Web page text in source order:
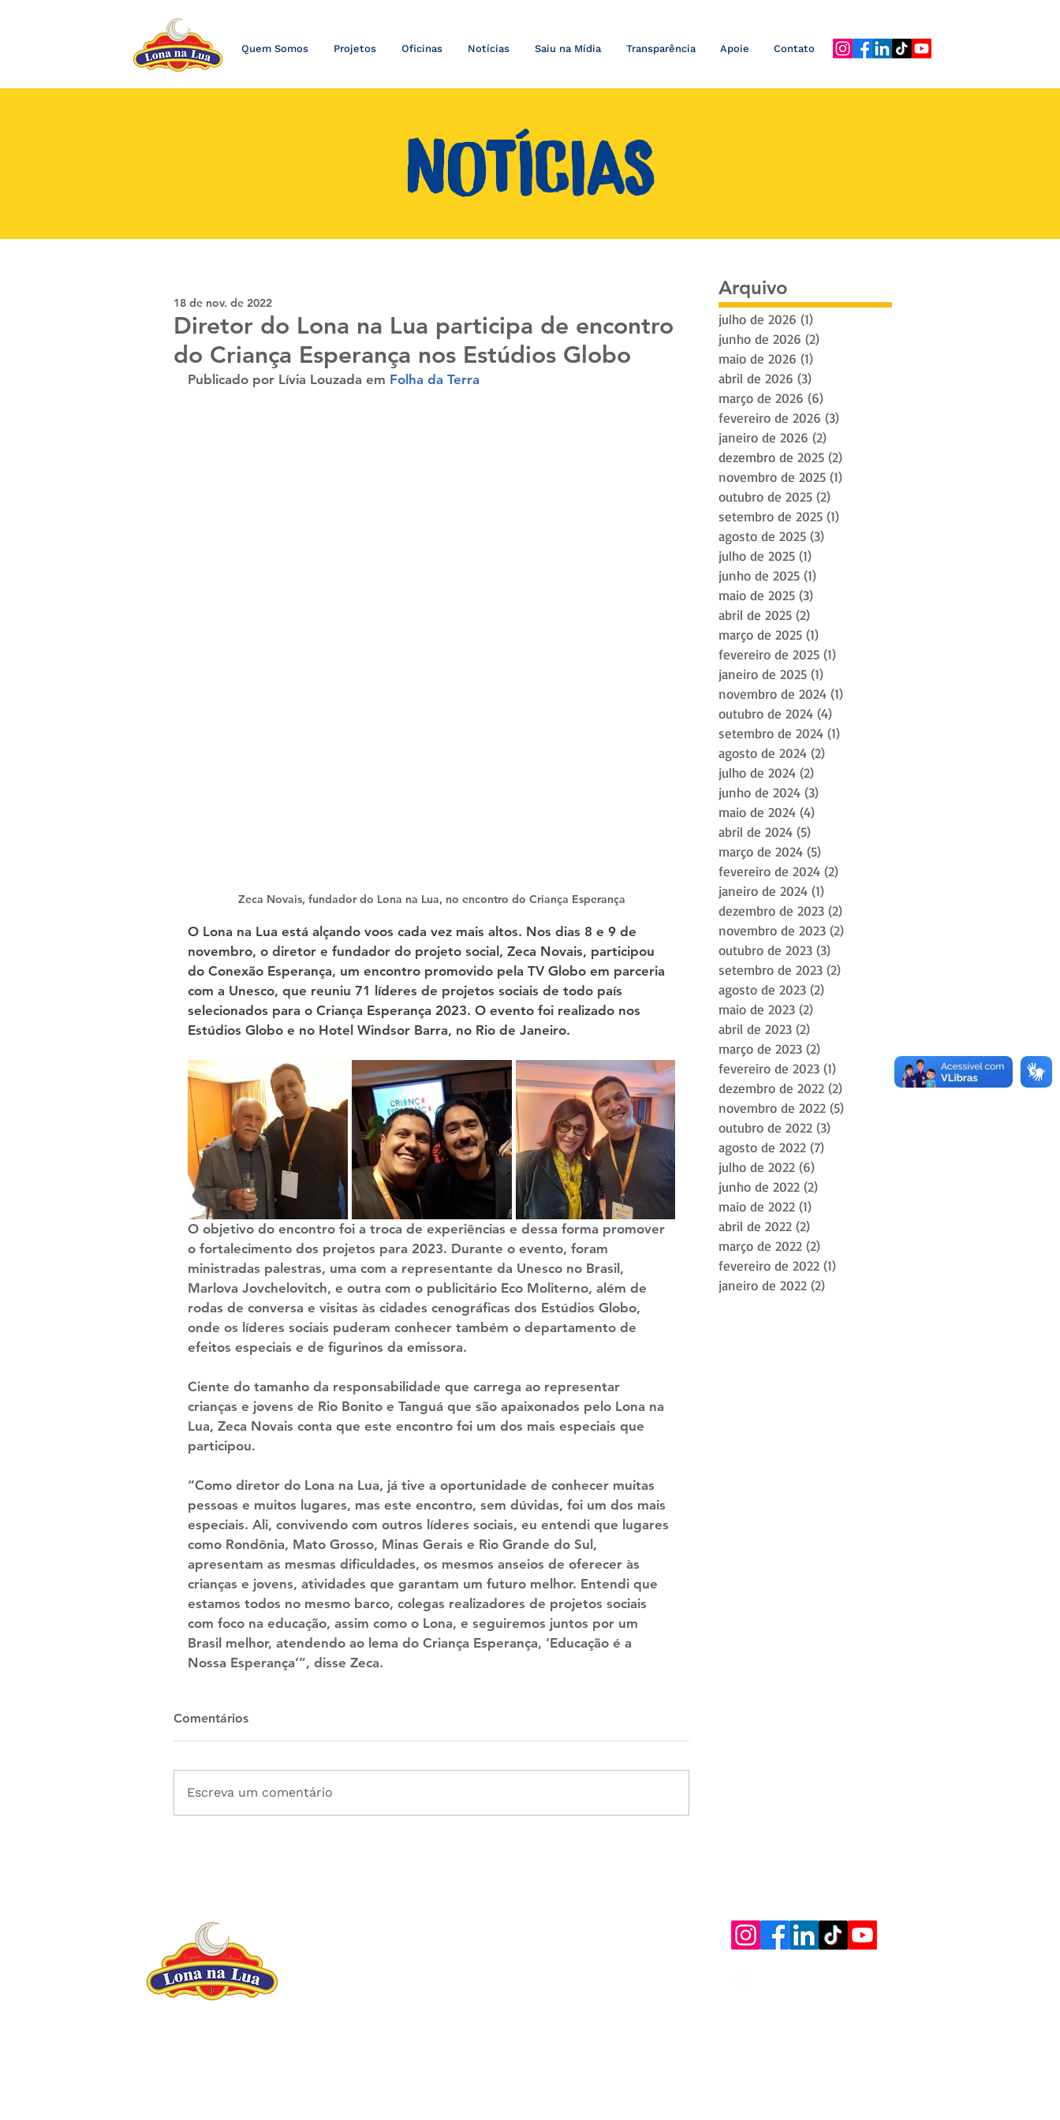
Quem Somos Projetos Oficinas Notícias Saiu na Mídia Transparência Apoie Contato
NOTÍCIAS
Diretor do Lona na Lua participa de encontro
do Criança Esperança nos Estúdios Globo
18 de nov. de 2022
Publicado por Lívia Louzada em Folha da Terra
Zeca Novais, fundador do Lona na Lua, no encontro do Criança Esperança
O Lona na Lua está alçando voos cada vez mais altos. Nos dias 8 e 9 de
novembro, o diretor e fundador do projeto social, Zeca Novais, participou
do Conexão Esperança, um encontro promovido pela TV Globo em parceria
com a Unesco, que reuniu 71 líderes de projetos sociais de todo país
selecionados para o Criança Esperança 2023. O evento foi realizado nos
Estúdios Globo e no Hotel Windsor Barra, no Rio de Janeiro.
O objetivo do encontro foi a troca de experiências e dessa forma promover
o fortalecimento dos projetos para 2023. Durante o evento, foram
ministradas palestras, uma com a representante da Unesco no Brasil,
Marlova Jovchelovitch, e outra com o publicitário Eco Moliterno, além de
rodas de conversa e visitas às cidades cenográficas dos Estúdios Globo,
onde os líderes sociais puderam conhecer também o departamento de
efeitos especiais e de figurinos da emissora.
Ciente do tamanho da responsabilidade que carrega ao representar
crianças e jovens de Rio Bonito e Tanguá que são apaixonados pelo Lona na
Lua, Zeca Novais conta que este encontro foi um dos mais especiais que
participou.
“Como diretor do Lona na Lua, já tive a oportunidade de conhecer muitas
pessoas e muitos lugares, mas este encontro, sem dúvidas, foi um dos mais
especiais. Ali, convivendo com outros líderes sociais, eu entendi que lugares
como Rondônia, Mato Grosso, Minas Gerais e Rio Grande do Sul,
apresentam as mesmas dificuldades, os mesmos anseios de oferecer às
crianças e jovens, atividades que garantam um futuro melhor. Entendi que
estamos todos no mesmo barco, colegas realizadores de projetos sociais
com foco na educação, assim como o Lona, e seguiremos juntos por um
Brasil melhor, atendendo ao lema do Criança Esperança, ‘Educação é a
Nossa Esperança’”, disse Zeca.
Comentários
Escreva um comentário
Arquivo
julho de 2026 (1)
junho de 2026 (2)
maio de 2026 (1)
abril de 2026 (3)
março de 2026 (6)
fevereiro de 2026 (3)
janeiro de 2026 (2)
dezembro de 2025 (2)
novembro de 2025 (1)
outubro de 2025 (2)
setembro de 2025 (1)
agosto de 2025 (3)
julho de 2025 (1)
junho de 2025 (1)
maio de 2025 (3)
abril de 2025 (2)
março de 2025 (1)
fevereiro de 2025 (1)
janeiro de 2025 (1)
novembro de 2024 (1)
outubro de 2024 (4)
setembro de 2024 (1)
agosto de 2024 (2)
julho de 2024 (2)
junho de 2024 (3)
maio de 2024 (4)
abril de 2024 (5)
março de 2024 (5)
fevereiro de 2024 (2)
janeiro de 2024 (1)
dezembro de 2023 (2)
novembro de 2023 (2)
outubro de 2023 (3)
setembro de 2023 (2)
agosto de 2023 (2)
maio de 2023 (2)
abril de 2023 (2)
março de 2023 (2)
fevereiro de 2023 (1)
dezembro de 2022 (2)
novembro de 2022 (5)
outubro de 2022 (3)
agosto de 2022 (7)
julho de 2022 (6)
junho de 2022 (2)
maio de 2022 (1)
abril de 2022 (2)
março de 2022 (2)
fevereiro de 2022 (1)
janeiro de 2022 (2)